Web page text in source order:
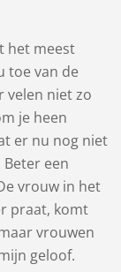
het meest
toe van de
velen niet zo
je heen
er nu nog niet
een
vrouw in het
praat, komt
vrouwen
geloof.